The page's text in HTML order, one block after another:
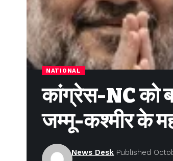
NATIONAL
कांग्रेस-NC को
जम्मू-कश्मीर के
News Desk Published